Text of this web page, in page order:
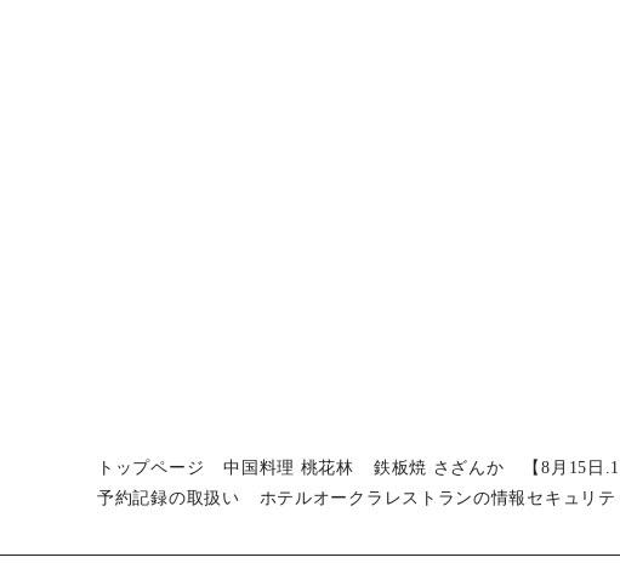
トップページ 中国料理 桃花林 鉄板焼 さざんか 【8月15日
予約記録の取扱い
ホテルオークラレストランの情報セキュリ